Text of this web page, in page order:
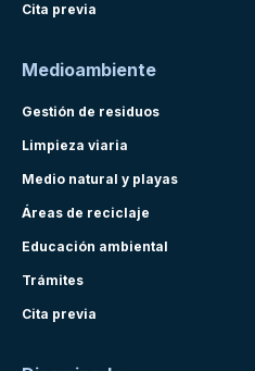
Cita previa
Medioambiente
Gestión de residuos
Limpieza viaria
Medio natural y playas
Áreas de reciclaje
Educación ambiental
Trámites
Cita previa